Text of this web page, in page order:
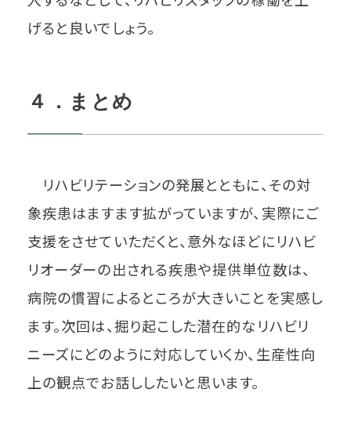
げると良いでしょう。
４．まとめ
リハビリテーションの発展とともに、その対
象疾患はますます拡がっていますが、実際にご
支援をさせていただくと、意外なほどにリハビ
リオーダーの出される疾患や提供単位数は、
病院の慣習によるところが大きいことを実感し
ます。次回は、掘り起こした潜在的なリハビリ
ニーズにどのように対応していくか、生産性向
上の観点でお話ししたいと思います。